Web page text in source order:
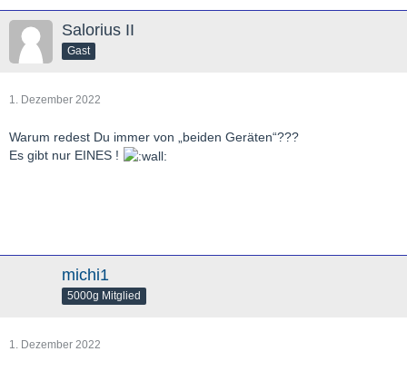
Salorius II
Gast
1. Dezember 2022
Warum redest Du immer von „beiden Geräten“???
Es gibt nur EINES !
michi1
5000g Mitglied
1. Dezember 2022